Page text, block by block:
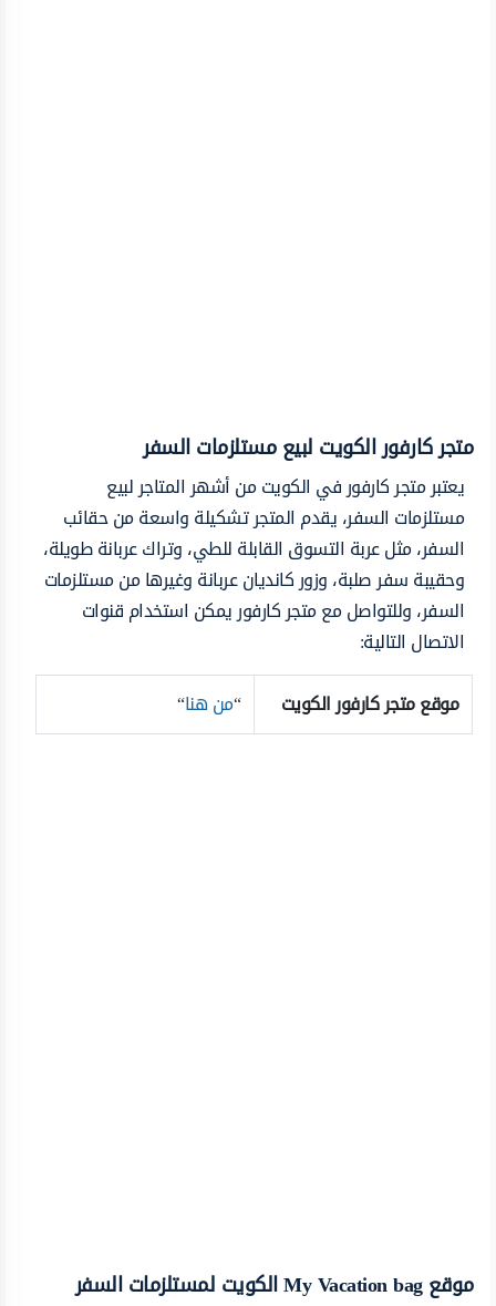
متجر كارفور الكويت لبيع مستلزمات السفر
يعتبر متجر كارفور في الكويت من أشهر المتاجر لبيع
مستلزمات السفر، يقدم المتجر تشكيلة واسعة من حقائب
السفر، مثلعربة التسوق القابلة للطي، وتراك عربانة طويلة،
وحقيبة سفر صلبة، وزور كانديان عربانة وغيرها من مستلزمات
السفر، وللتواصل مع متجر كارفور يمكن استخدام قنوات
الاتصال التالية:
موقع متجر كارفور الكويت
“من هنا“
موقعMy Vacation bag الكويت لمستلزمات السفر